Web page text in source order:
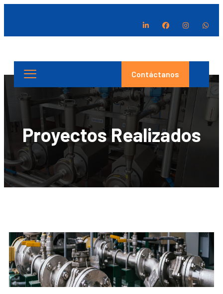
Contáctanos
Proyectos Realizados